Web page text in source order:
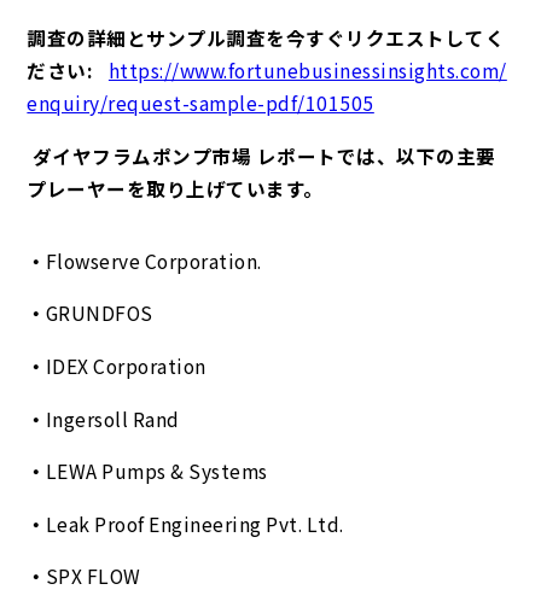
調査の詳細とサンプル調査を今すぐリクエストしてく
ださい: https://www.fortunebusinessinsights.com/
enquiry/request-sample-pdf/101505
ダイヤフラムポンプ市場 レポートでは、以下の主要
プレーヤーを取り上げています。
Flowserve Corporation.
GRUNDFOS
IDEX Corporation
Ingersoll Rand
LEWA Pumps & Systems
Leak Proof Engineering Pvt. Ltd.
SPX FLOW